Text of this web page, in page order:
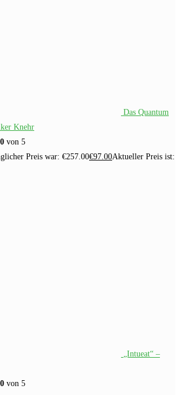
Das Quantum
Knehr
von 5
Preis war: €257.00€97.00Aktueller Preis ist:
„Intueat“ –
von 5